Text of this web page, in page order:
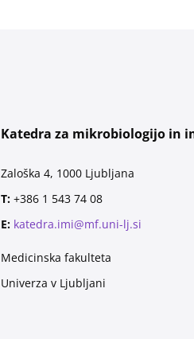
Katedra za mikrobiologijo in
Zaloška 4, 1000 Ljubljana
T: +386 1 543 74 08
E: katedra.imi@mf.uni-lj.si
Medicinska fakulteta
Univerza v Ljubljani